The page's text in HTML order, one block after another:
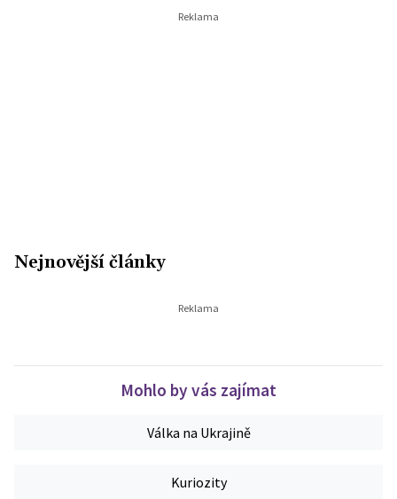
Nejnovější články
Mohlo by vás zajímat
Válka na Ukrajině
Kuriozity